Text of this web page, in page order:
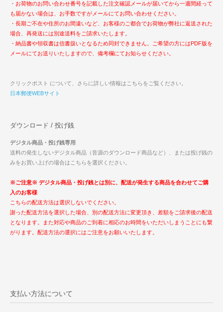
・お荷物のお問い合わせ番号を記載した注文確認メールが届いてから一週間経って
も届かない場合は、お手数ですがメールにてお問い合わせください。
・長期ご不在や住所のお間違いなど、お客様のご都合でお荷物が弊社に返送された
場合、再発送には別途送料をご請求いたします。
・納品書や領収書は信書扱いとなるため同封できません。ご希望の方にはPDF版を
メールにてお送りいたしますので、備考欄にてお知らせください。
クリックポスト について、さらに詳しい情報はこちらをご覧ください。
日本郵便WEBサイト
ダウンロード / 投げ銭
デジタル商品・投げ銭専用
送料の発生しないデジタル商品（音源のダウンロード商品など）、または投げ銭の
みをお買い上げの場合はこちらを選択ください。
※ご注意※ デジタル商品・投げ銭とは別に、配送が発生する商品を合わせてご購
入のお客様
こちらの配送方法は選択しないでください。
謝った配送方法を選択した場合、別の配送方法に変更頂き、差額をご請求後の配送
となります。また対応や商品のご到着に相応のお時間をいただいしまうことにも繋
がります。配送方法の選択にはご注意をお願いいたします。
支払い方法について